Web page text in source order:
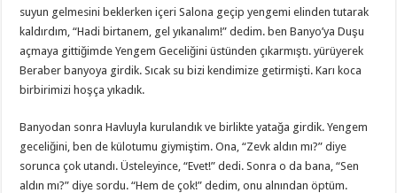
suyun gelmesini beklerken içeri Salona geçip yengemi elinden tutarak
kaldırdım, “Hadi birtanem, gel yıkanalım!” dedim. ben Banyo’ya Duşu
açmaya gittiğimde Yengem Geceliğini üstünden çıkarmıştı. yürüyerek
Beraber banyoya girdik. Sıcak su bizi kendimize getirmişti. Karı koca
birbirimizi hoşça yıkadık.
Banyodan sonra Havluyla kurulandık ve birlikte yatağa girdik. Yengem
geceliğini, ben de külotumu giymiştim. Ona, “Zevk aldın mı?” diye
sorunca çok utandı. Üsteleyince, “Evet!” dedi. Sonra o da bana, “Sen
aldın mı?” diye sordu. “Hem de çok!” dedim, onu alnından öptüm.